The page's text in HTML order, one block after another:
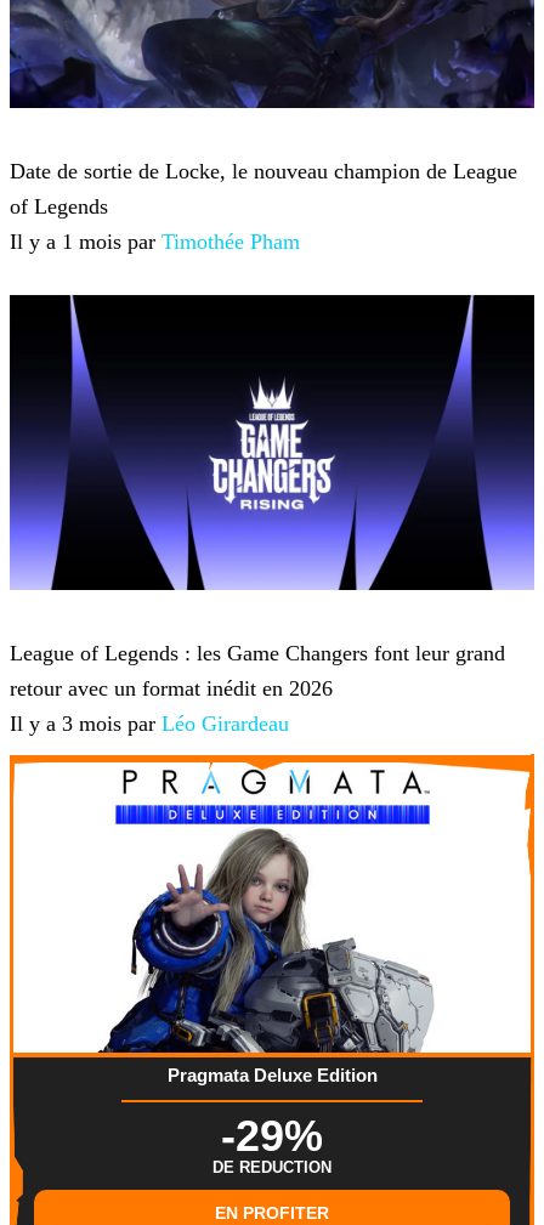
Date de sortie de Locke, le nouveau champion de League
of Legends
Il y a 1 mois par Timothée Pham
League of Legends : les Game Changers font leur grand
retour avec un format inédit en 2026
Il y a 3 mois par Léo Girardeau
Pragmata Deluxe Edition
-29%
DE REDUCTION
EN PROFITER